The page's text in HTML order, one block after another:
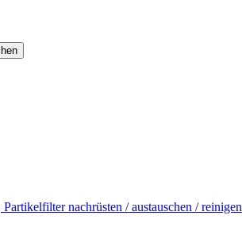
nachrüsten / austauschen / reinigen